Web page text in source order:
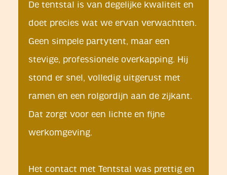
De tentstal is van degelijke kwaliteit en
doet precies wat we ervan verwachtten.
Geen simpele partytent, maar een
stevige, professionele overkapping. Hij
stond er snel, volledig uitgerust met
ramen en een rolgordijn aan de zijkant.
Dat zorgt voor een lichte en fijne
werkomgeving.
Het contact met Tentstal was prettig en